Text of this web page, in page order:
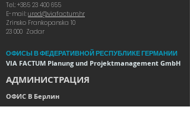
Tel.: +385 23 400 655
E-mail: ured@viafactum.hr
Zrinsko Frankopanska 10
23 000 Zadar
ОФИСЫ В ФЕДЕРАТИВНОЙ РЕСПУБЛИКЕ ГЕРМАНИИ
VIA FACTUM Planung und Projektmanagement GmbH
АДМИНИСТРАЦИЯ
ОФИС В Берлин